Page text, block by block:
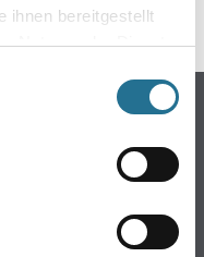
ihnen bereitgestellt
Nutzung der Dienste